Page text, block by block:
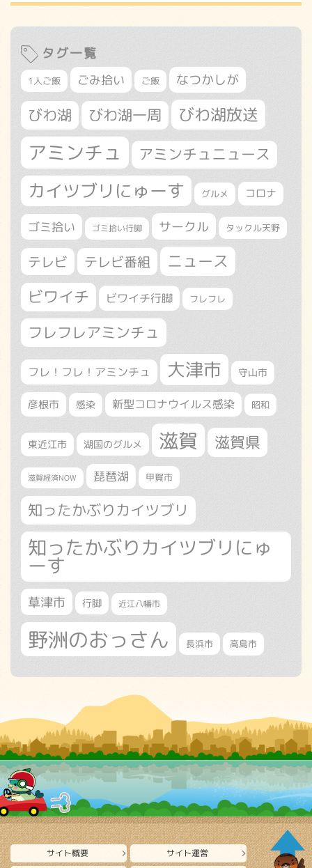
タグ一覧
1人ご飯 ごみ拾い ご飯 なつかしが
びわ湖 びわ湖一周 びわ湖放送
アミンチュ アミンチュニュース
カイツブリにゅーす グルメ コロナ
ゴミ拾い ゴミ拾い行脚 サークル タックル天野
テレビ テレビ番組 ニュース
ビワイチ ビワイチ行脚 フレフレ
フレフレアミンチュ
フレ！フレ！アミンチュ 大津市 守山市
彦根市 感染 新型コロナウイルス感染 昭和
東近江市 湖国のグルメ 滋賀 滋賀県
滋賀経済NOW 琵琶湖 甲賀市
知ったかぶりカイツブリ
知ったかぶりカイツブリにゅ
ーす
草津市 行脚 近江八幡市
野洲のおっさん 長浜市 高島市
サイト概要 サイト運営